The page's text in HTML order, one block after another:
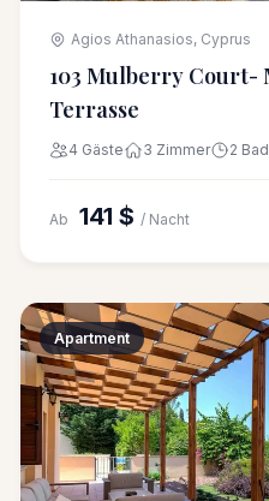
Agios Athanasios, Cyprus
103 Mulberry Court-
Terrasse
4 Gäste 3 Zimmer 2 Bad
Ab 141 $ / Nacht
Apartment